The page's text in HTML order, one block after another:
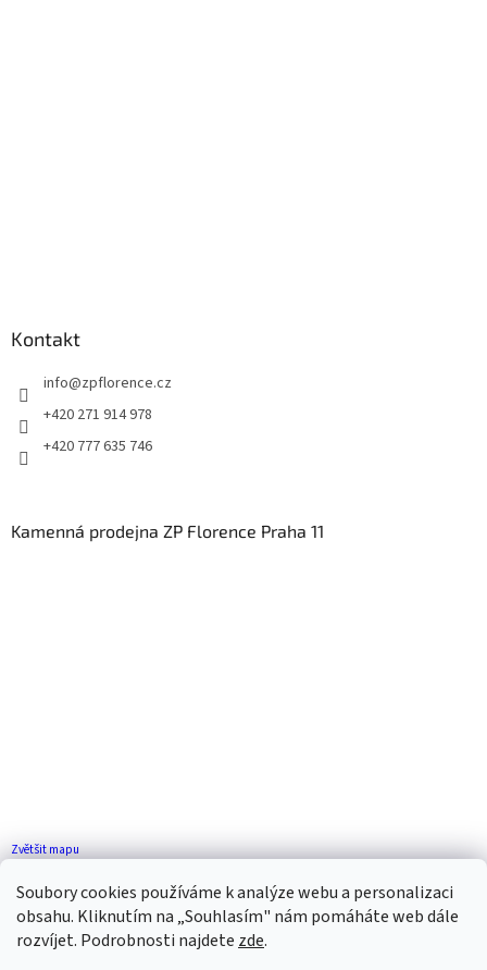
Soubory cookies používáme k analýze webu a personalizaci
obsahu. Kliknutím na „Souhlasím" nám pomáháte web dále
rozvíjet. Podrobnosti najdete zde.
Kontakt
info@zpflorence.cz
+420 271 914 978
+420 777 635 746
Kamenná prodejna ZP Florence Praha 11
Zvětšit mapu